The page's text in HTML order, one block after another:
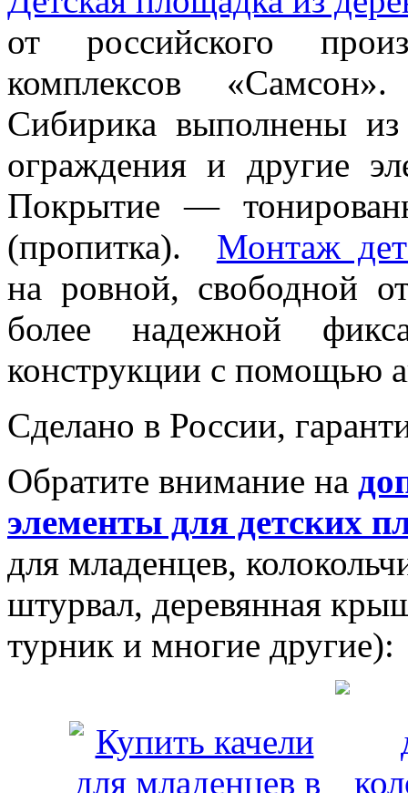
от российского
комплексов
Сибирика выполнены из
ограждения и другие
Покрытие —
(пропитка). Монтаж
на ровной, свободной
более надежной
конструкции с помощью
Сделано в России,
Обратите внимание на
элементы для детских
для младенцев,
штурвал, деревянная
турник и многие другие):